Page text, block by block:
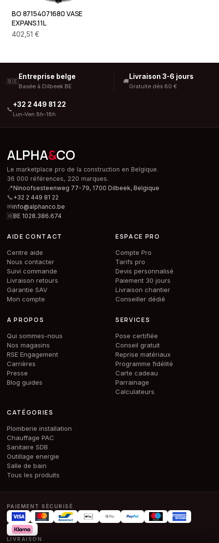
BO 87154071680 VASE
EXPANS.11L
402,51 €
🇧🇪
Entreprise belge
Basée à Dilbeek BE
🚚
Livraison 3-6 jours
Gratuite dès 80 €
📞
+32 2 449 81 22
Lun-Ven 8h-18h
ALPHA&CO
Le marketplace pro de la construction en Belgique.
36 000 références, 220 marques.
📍Ninoofsesteenweg 77-79, 1700 Dilbeek, Belgique
📞+32 2 449 81 22
✉info@alphanco.be
🆔BE 1028.386.674
AIDE CONTACT
Centre aide
Nous contacter
Suivi commande
Livraison retours
Garantie SAV
Mon compte
ESPACE PRO
Compte Pro
Tarifs pro
Devis personnalisé
Paiement 30 jours
Livraison chantier
Conseiller dédié
A PROPOS
Qui sommes-nous
Nos magasins
RSE Engagement
Carrières
Presse
Blog guides
SERVICES
Pose certifiée
Conseil gratuit
Reprise matériaux
Programme fidélité
Carte cadeau
Parrainage
Calculateurs
CATÉGORIES
Plomberie installation
Chauffage PAC
Sanitaire SDB
Outillage energie
Salle de bain
Tous les produits
PAIEMENT SÉCURISÉ
LIVRAISON